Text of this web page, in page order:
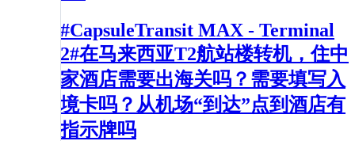
#CapsuleTransit MAX - Terminal
2#在马来西亚T2航站楼转机，住中
家酒店需要出海关吗？需要填写入
境卡吗？从机场“到达”点到酒店有
指示牌吗